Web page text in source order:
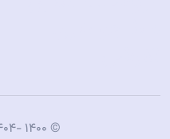
© ۱۴۰۰ -۱۴۰۴